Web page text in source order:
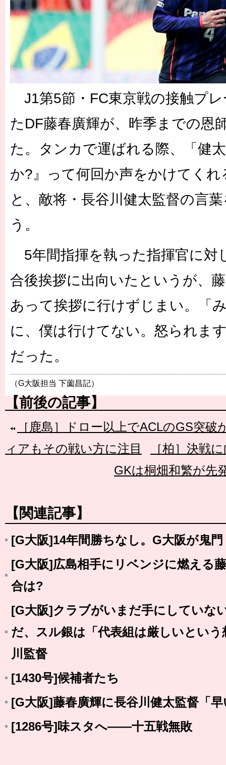
J1第5節・FC東京戦の接触プ
たDF藤春廣輝が、昨季までの恩
た。タンカで運ばれる際、「健
か?』って何回か声をかけてく
と、敵将・長谷川健太監督の言
う。
5年間指揮を執った指揮官に対
合後挨拶に出向いたというが、
あって挨拶に行けずじまい。「
に、僕は行けてない。怒られま
だった。
（G大阪担当 下薗昌記）
【前後の記事】
［鹿島］ドロー以上でACLのGS突
ィアもその戦い方に注目
［柏］決戦
GKは桐畑和繁が先
【関連記事】
[G大阪]14年間勝ちなし。G大阪が鬼
[G大阪]広島相手にリベンジに燃える
合は?
[G大阪]クラブがいまだ手にしていな
だ、スル銀は「代表組は厳しいとい
川監督
[1430号]候補者たち
[G大阪]藤春廣輝に長谷川健太監督「
[1286号]味スタへ――十五戦無敗